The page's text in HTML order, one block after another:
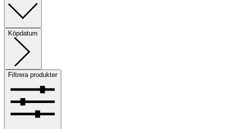
Köpdatum
Filtrera produkter